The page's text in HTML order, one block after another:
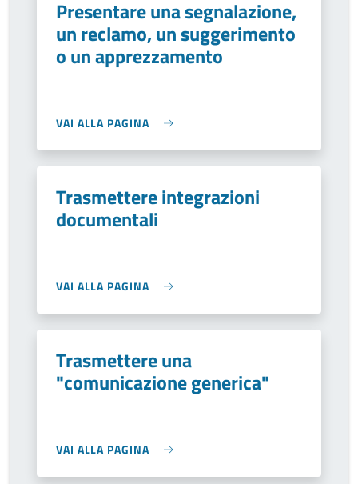
Presentare una segnalazione,
un reclamo, un suggerimento
o un apprezzamento
VAI ALLA PAGINA
Trasmettere integrazioni
documentali
VAI ALLA PAGINA
Trasmettere una
"comunicazione generica"
VAI ALLA PAGINA